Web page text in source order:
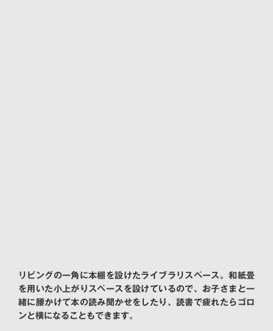
リビングの一角に本棚を設けたライブラリスペース。和紙畳
を用いた小上がりスペースを設けているので、お子さまと一
緒に腰かけて本の読み聞かせをしたり、読書で疲れたらゴロ
ンと横になることもできます。